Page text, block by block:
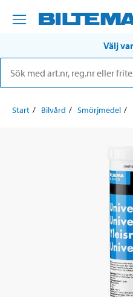
Välj
Start Bilvård Smörjmedel